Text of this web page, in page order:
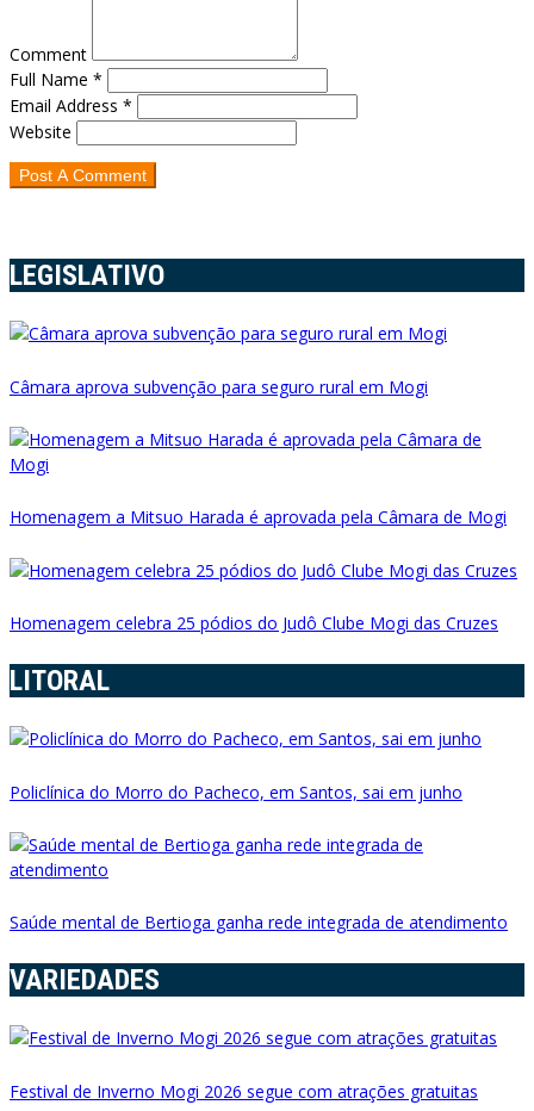
Comment
Full Name *
Email Address *
Website
LEGISLATIVO
Câmara aprova subvenção para seguro rural em Mogi
Homenagem a Mitsuo Harada é aprovada pela Câmara de Mogi
Homenagem celebra 25 pódios do Judô Clube Mogi das Cruzes
LITORAL
Policlínica do Morro do Pacheco, em Santos, sai em junho
Saúde mental de Bertioga ganha rede integrada de atendimento
VARIEDADES
Festival de Inverno Mogi 2026 segue com atrações gratuitas